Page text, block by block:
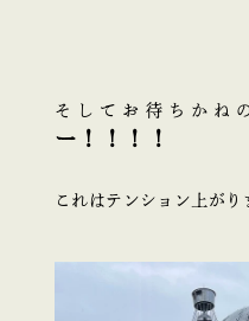
そしてお待ちかね
ー！！！！
これはテンション上が